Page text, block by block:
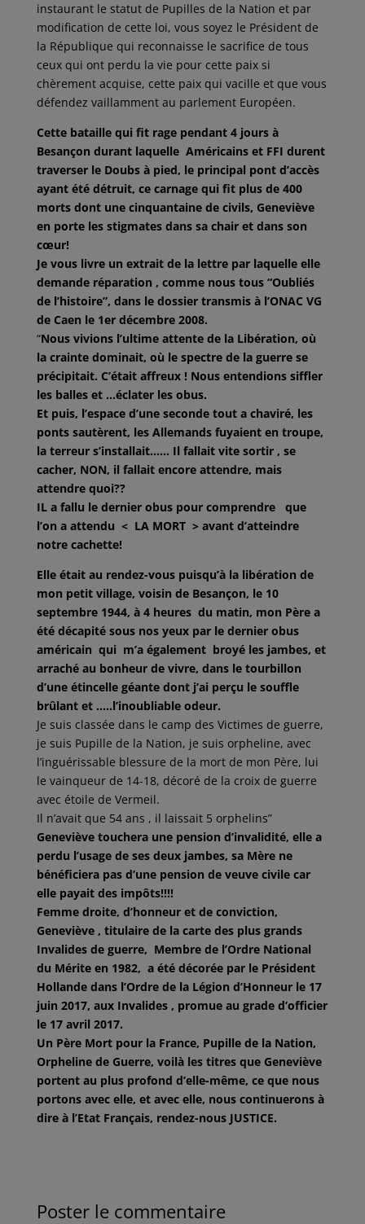
instaurant le statut de Pupilles de la Nation et par
modification de cette loi, vous soyez le Président de
la République qui reconnaisse le sacrifice de tous
ceux qui ont perdu la vie pour cette paix si
chèrement acquise, cette paix qui vacille et que vous
défendez vaillamment au parlement Européen.
Cette bataille qui fit rage pendant 4 jours à
Besançon durant laquelle Américains et FFI durent
traverser le Doubs à pied, le principal pont d’accès
ayant été détruit, ce carnage qui fit plus de 400
morts dont une cinquantaine de civils, Geneviève
en porte les stigmates dans sa chair et dans son
cœur!
Je vous livre un extrait de la lettre par laquelle elle
demande réparation , comme nous tous “Oubliés
de l’histoire”, dans le dossier transmis à l’ONAC VG
de Caen le 1er décembre 2008.
“Nous vivions l’ultime attente de la Libération, où
la crainte dominait, où le spectre de la guerre se
précipitait. C’était affreux ! Nous entendions siffler
les balles et …éclater les obus.
Et puis, l’espace d’une seconde tout a chaviré, les
ponts sautèrent, les Allemands fuyaient en troupe,
la terreur s’installait…… Il fallait vite sortir , se
cacher, NON, il fallait encore attendre, mais
attendre quoi??
IL a fallu le dernier obus pour comprendre que
l’on a attendu < LA MORT > avant d’atteindre
notre cachette!
Elle était au rendez-vous puisqu’à la libération de
mon petit village, voisin de Besançon, le 10
septembre 1944, à 4 heures du matin, mon Père a
été décapité sous nos yeux par le dernier obus
américain qui m’a également broyé les jambes, et
arraché au bonheur de vivre, dans le tourbillon
d’une étincelle géante dont j’ai perçu le souffle
brûlant et …..l’inoubliable odeur.
Je suis classée dans le camp des Victimes de guerre,
je suis Pupille de la Nation, je suis orpheline, avec
l’inguérissable blessure de la mort de mon Père, lui
le vainqueur de 14-18, décoré de la croix de guerre
avec étoile de Vermeil.
Il n’avait que 54 ans , il laissait 5 orphelins”
Geneviève touchera une pension d’invalidité, elle a
perdu l’usage de ses deux jambes, sa Mère ne
bénéficiera pas d’une pension de veuve civile car
elle payait des impôts!!!!
Femme droite, d’honneur et de conviction,
Geneviève , titulaire de la carte des plus grands
Invalides de guerre, Membre de l’Ordre National
du Mérite en 1982, a été décorée par le Président
Hollande dans l’Ordre de la Légion d’Honneur le 17
juin 2017, aux Invalides , promue au grade d’officier
le 17 avril 2017.
Un Père Mort pour la France, Pupille de la Nation,
Orpheline de Guerre, voilà les titres que Geneviève
portent au plus profond d’elle-même, ce que nous
portons avec elle, et avec elle, nous continuerons à
dire à l’Etat Français, rendez-nous JUSTICE.
Poster le commentaire